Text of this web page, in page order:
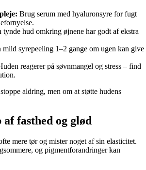
Brug serum med hyaluronsyre for fugt
tynde hud omkring øjnene har godt af ekstra
mild syrepeeling 1–2 gange om ugen kan give
reagerer på søvnmangel og stress – find
aldring, men om at støtte hudens
af fasthed og glød
mere tør og mister noget af sin elasticitet.
og pigmentforandringer kan